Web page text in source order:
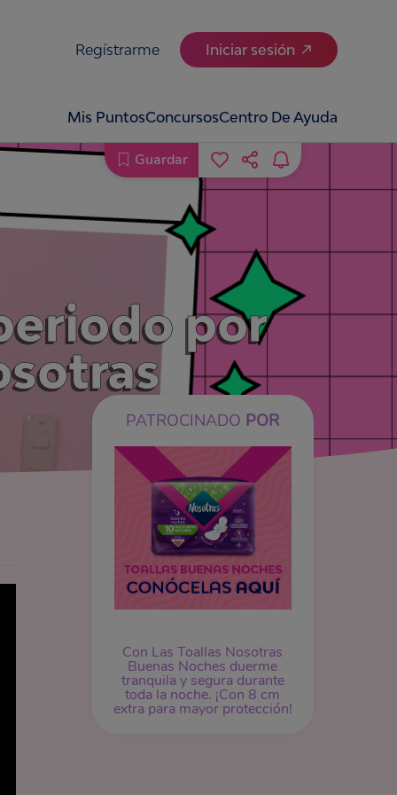
Regístrarme Iniciar sesión
Mis PuntosConcursosCentro De Ayuda
por
PATROCINADO POR
Con Las Toallas Nosotras
Buenas Noches duerme
tranquila y segura durante
toda la noche. ¡Con 8 cm
extra para mayor protección!
Guardar